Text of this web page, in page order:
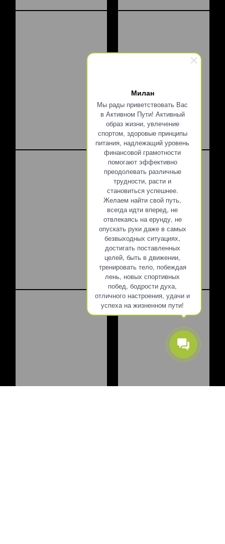
Милан
Мы рады приветствовать Вас
в Активном Пути! Активный
образ жизни, увлечение
спортом, здоровые принципы
питания, надлежащий уровень
финансовой грамотности
помогают эффективно
преодолевать различные
трудности, расти и
становиться успешнее.
Желаем найти свой путь,
всегда идти вперед, не
отвлекаясь на ерунду, не
опускать руки даже в самых
безвыходных ситуациях,
достигать поставленных
целей, быть в движении,
тренировать тело, побеждая
лень, новых спортивных
побед, бодрости духа,
отличного настроения, удачи и
успеха на жизненном пути!